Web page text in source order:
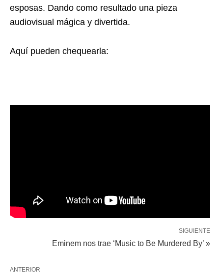
esposas. Dando como resultado una pieza
audiovisual mágica y divertida.
Aquí pueden chequearla:
SIGUIENTE
Eminem nos trae ‘Music to Be Murdered By’ »
ANTERIOR